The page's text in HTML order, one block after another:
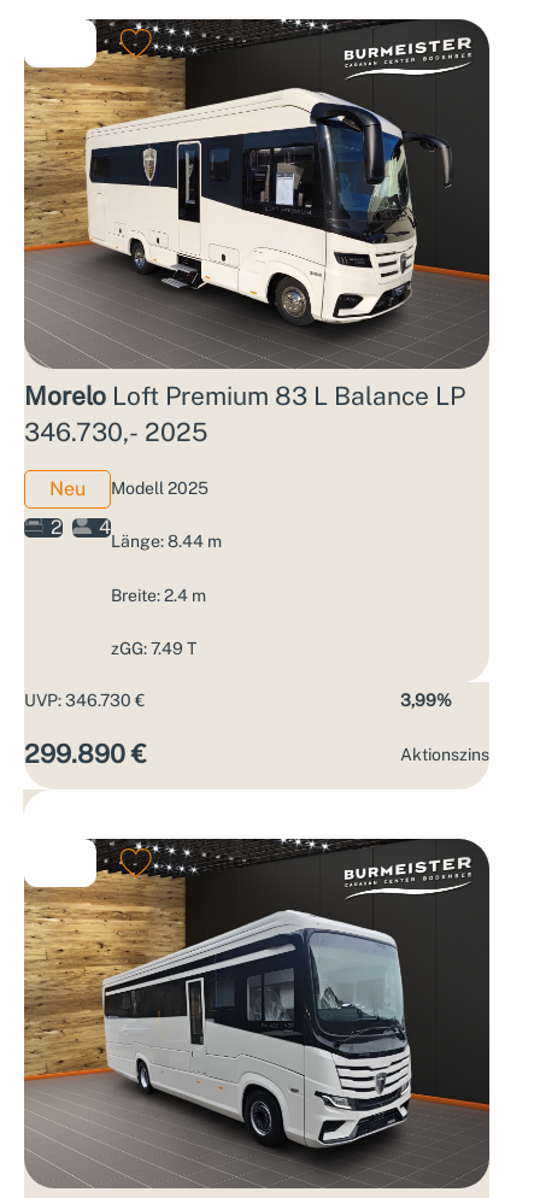
Morelo Loft Premium 83 L Balance LP
346.730,- 2025
Neu
2
4
Modell 2025
Länge: 8.44 m
Breite: 2.4 m
zGG: 7.49 T
UVP: 346.730 €
299.890 €
3,99%
Aktions­zins